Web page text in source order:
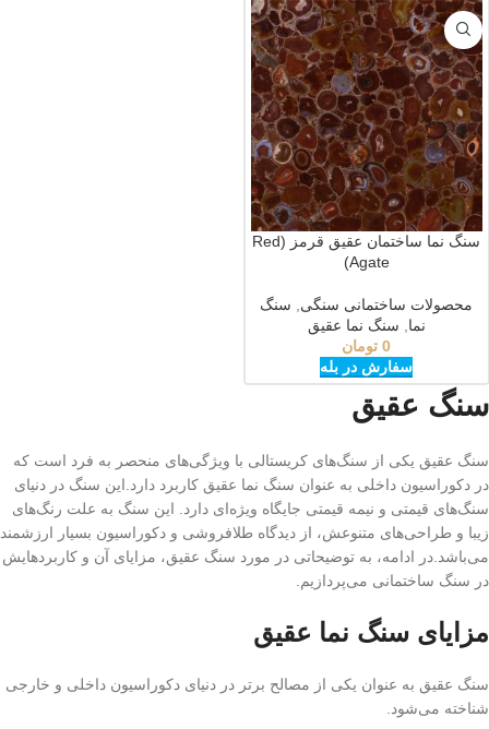
سنگ نما ساختمان عقیق قرمز (Red
Agate)
محصولات ساختمانی سنگی, سنگ
نما, سنگ نما عقیق
0 تومان
سفارش در بله
سنگ عقیق
سنگ عقیق یکی از سنگ‌های کریستالی با ویژگی‌های منحصر به فرد است که
در دکوراسیون داخلی به عنوان سنگ نما عقیق کاربرد دارد.این سنگ در دنیای
سنگ‌های قیمتی و نیمه قیمتی جایگاه ویژه‌ای دارد. این سنگ به علت رنگ‌های
زیبا و طراحی‌های متنوعش، از دیدگاه طلافروشی و دکوراسیون بسیار ارزشمند
می‌باشد.در ادامه، به توضیحاتی در مورد سنگ عقیق، مزایای آن و کاربردهایش
در سنگ ساختمانی می‌پردازیم.
مزایای سنگ نما عقیق
سنگ عقیق به عنوان یکی از مصالح برتر در دنیای دکوراسیون داخلی و خارجی
شناخته می‌شود.